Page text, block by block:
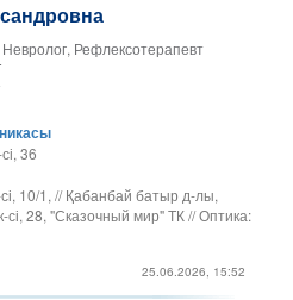
Рефлексотерапевт
36
10/1, // Қабанбай батыр д-лы,
сі, 28, "Сказочный мир" ТК // Оптика:
25.06.2026, 15:52